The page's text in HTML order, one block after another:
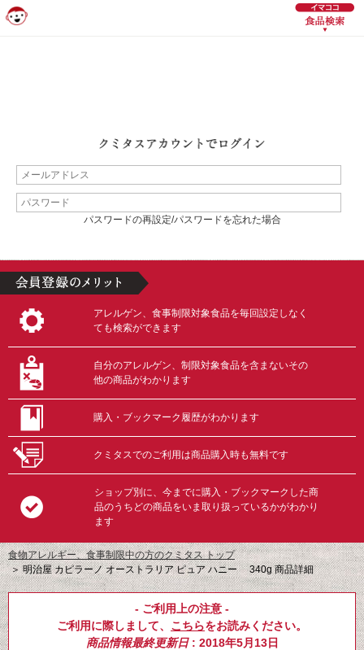
パスワードの再設定/パスワードを忘れた場合
アレルゲン、食事制限対象食品を毎回設定しなく
ても検索ができます
自分のアレルゲン、制限対象食品を含まないその
他の商品がわかります
購入・ブックマーク履歴がわかります
クミタスでのご利用は商品購入時も無料です
ショップ別に、今までに購入・ブックマークした商
品のうちどの商品をいま取り扱っているかがわかり
ます
食物アレルギー、食事制限中の方のクミタス トップ
＞明治屋 カピラーノ オーストラリア ピュア ハニー 340g 商品詳細
- ご利用上の注意 -
ご利用に際しまして、 こちらをお読みください。
商品情報最終更新日: 2018年5月13日